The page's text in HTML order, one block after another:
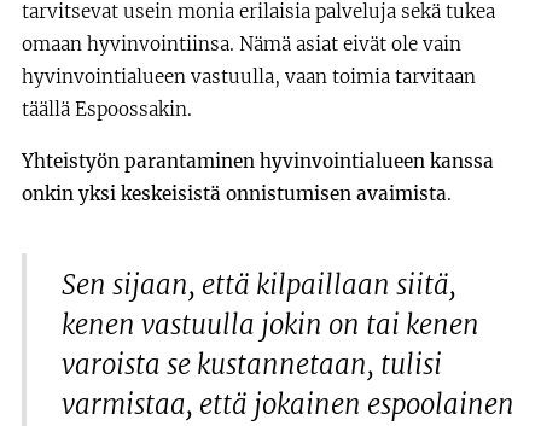
tarvitsevat usein monia erilaisia palveluja sekä tukea
omaan hyvinvointiinsa. Nämä asiat eivät ole vain
hyvinvointialueen vastuulla, vaan toimia tarvitaan
täällä Espoossakin.
Yhteistyön parantaminen hyvinvointialueen kanssa
onkin yksi keskeisistä onnistumisen avaimista.
Sen sijaan, että kilpaillaan siitä,
kenen vastuulla jokin on tai kenen
varoista se kustannetaan, tulisi
varmistaa, että jokainen espoolainen